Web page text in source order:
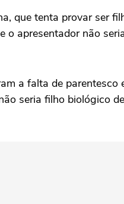
que tenta provar ser
apresentador não
a falta de parentesco
seria filho biológico